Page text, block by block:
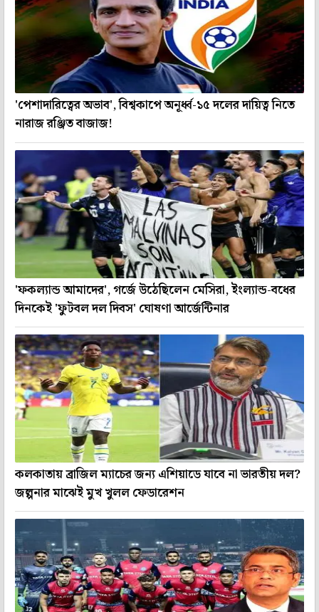
'পেশাদারিত্বের অভাব', বিশ্বকাপে অনূর্ধ্ব-১৫ দলের দায়িত্ব নিতে
নারাজ রঞ্জিত বাজাজ!
'ফকল্যান্ড আমাদের', গর্জে উঠেছিলেন মেসিরা, ইংল্যান্ড-বধের
দিনকেই 'ফুটবল দল দিবস' ঘোষণা আর্জেন্টিনার
কলকাতায় ব্রাজিল ম্যাচের জন্য এশিয়াডে যাবে না ভারতীয় দল?
জল্পনার মাঝেই মুখ খুলল ফেডারেশন